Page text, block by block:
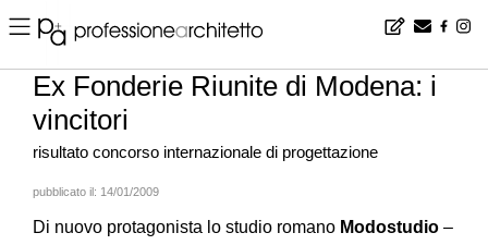
Home ▪ YeA ▪ Notizie ▪ Ex Fonderie Riunite di Modena: i vincitori
Ex Fonderie Riunite di Modena: i
vincitori
risultato concorso internazionale di progettazione
pubblicato il: 14/01/2009
Di nuovo protagonista lo studio romano Modostudio –